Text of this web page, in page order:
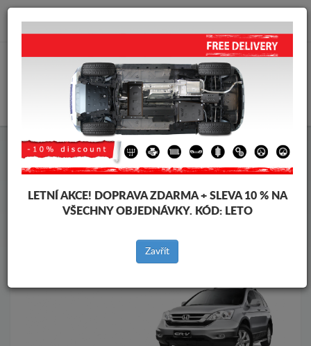
info@krytpodmotor.com
Kryt pod motor Honda Kryt pod motor Honda CR-V
vozidel
Značky vozidel
Zpět na produkty
LETNÍ AKCE! DOPRAVA ZDARMA + SLEVA 10 % NA
VŠECHNY OBJEDNÁVKY. KÓD: LETO
Zavřít